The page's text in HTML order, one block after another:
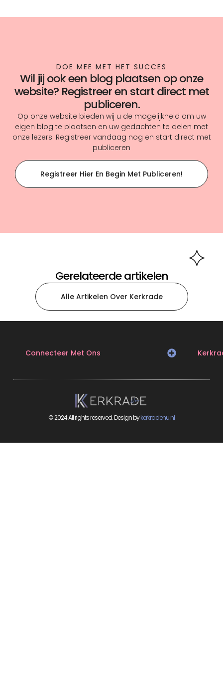
DOE MEE MET HET SUCCES
Wil jij ook een blog plaatsen op onze
website? Registreer en start direct met
publiceren.
Op onze website bieden wij u de mogelijkheid om uw
eigen blog te plaatsen en uw gedachten te delen met
onze lezers. Registreer vandaag nog en start direct met
publiceren
Registreer Hier En Begin Met Publiceren!
Gerelateerde artikelen
Alle Artikelen Over Kerkrade
Connecteer Met Ons
© 2024 All rights reserved. Design bykerkradenu.nl